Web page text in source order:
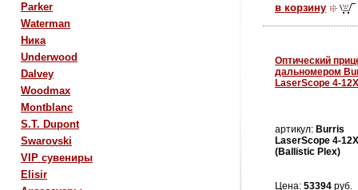
Parker
Waterman
Ника
Underwood
Dalvey
Woodmax
Montblanc
S.T. Dupont
Swarovski
VIP сувениры
Elisir
в корзину
Оптический
дальномером
LaserScope 4-
артикул: Burris
LaserScope 4-
(Ballistic Plex)
Цена: 53394 руб.